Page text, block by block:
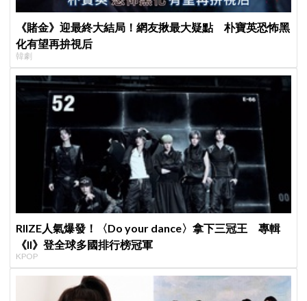
《賭金》迎最終大結局！網友揪最大疑點 朴寶英恐怖黑
化有望再拚視后
韓劇
RIIZE人氣爆發！〈Do your dance〉拿下三冠王 專輯
《II》登全球多國排行榜冠軍
KPOP